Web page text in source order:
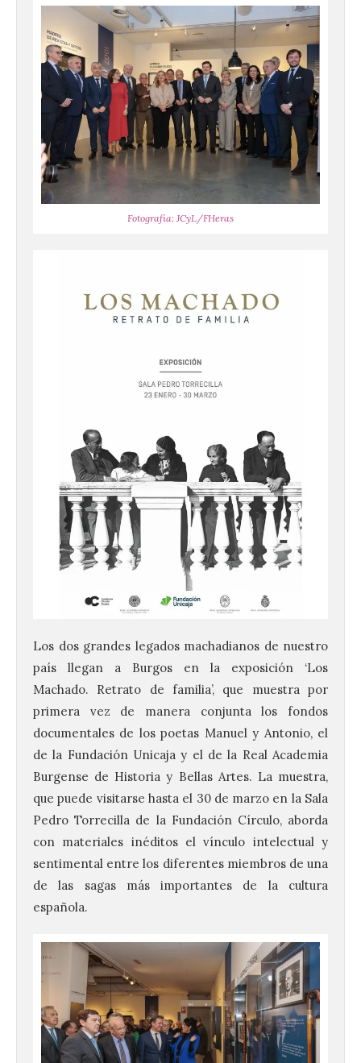
Fotografía: JCyL/FHeras
Los dos grandes legados machadianos de nuestro
país llegan a Burgos en la exposición ‘Los
Machado. Retrato de familia’, que muestra por
primera vez de manera conjunta los fondos
documentales de los poetas Manuel y Antonio, el
de la Fundación Unicaja y el de la Real Academia
Burgense de Historia y Bellas Artes. La muestra,
que puede visitarse hasta el 30 de marzo en la Sala
Pedro Torrecilla de la Fundación Círculo, aborda
con materiales inéditos el vínculo intelectual y
sentimental entre los diferentes miembros de una
de las sagas más importantes de la cultura
española.